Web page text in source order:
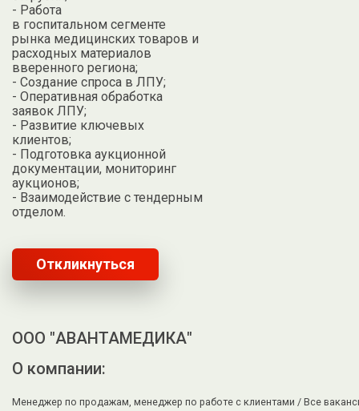
- Работа
в госпитальном сегменте
рынка медицинских товаров и
расходных материалов
вверенного региона;
- Создание спроса в ЛПУ;
- Оперативная обработка
заявок ЛПУ;
- Развитие ключевых
клиентов;
- Подготовка аукционной
документации, мониторинг
аукционов;
- Взаимодействие с тендерным
отделом.
Откликнуться
ООО "АВАНТАМЕДИКА"
О компании:
Менеджер по продажам, менеджер по работе с клиентами / Все